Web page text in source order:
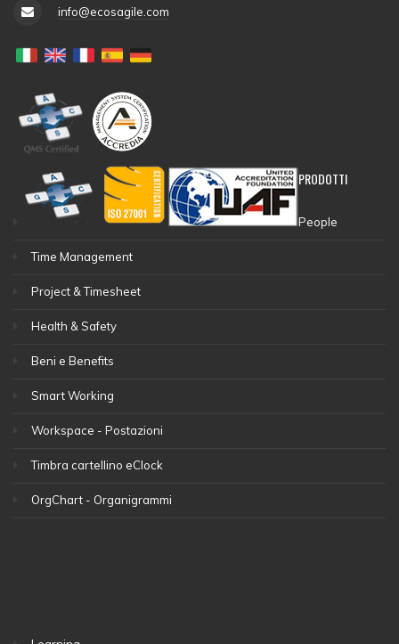
info@ecosagile.com
PRODOTTI
People
Time Management
Project & Timesheet
Health & Safety
Beni e Benefits
Smart Working
Workspace - Postazioni
Timbra cartellino eClock
OrgChart - Organigrammi